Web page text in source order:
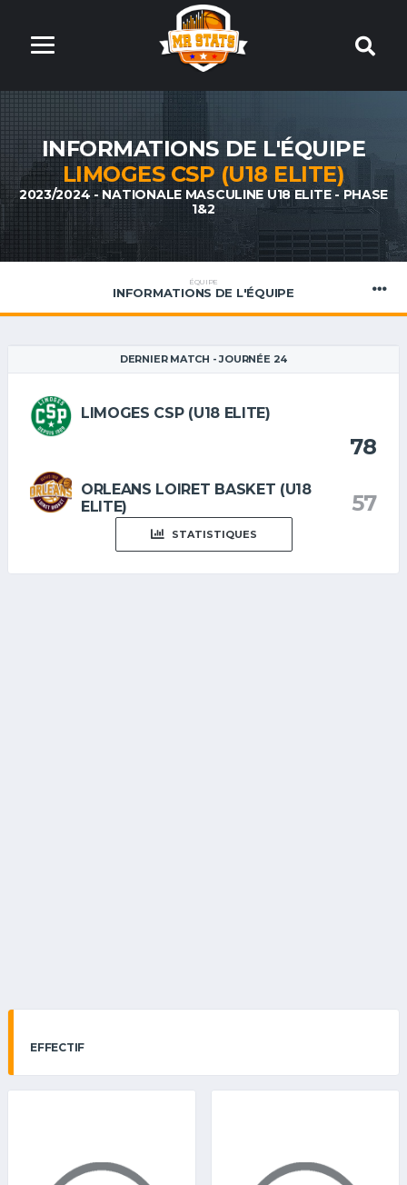
INFORMATIONS DE L'ÉQUIPE
LIMOGES CSP (U18 ELITE)
2023/2024 - NATIONALE MASCULINE U18 ELITE - PHASE
1&2
ÉQUIPE
INFORMATIONS DE L'ÉQUIPE
DERNIER MATCH - JOURNÉE 24
LIMOGES CSP (U18 ELITE)
78
57
ORLEANS LOIRET BASKET (U18
ELITE)
STATISTIQUES
EFFECTIF